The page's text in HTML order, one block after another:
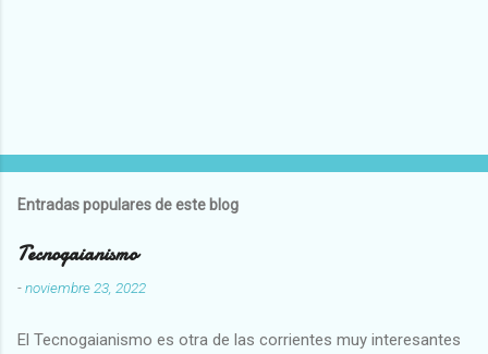
Entradas populares de este blog
Tecnogaianismo
-noviembre 23, 2022
El Tecnogaianismo es otra de las corrientes muy interesantes